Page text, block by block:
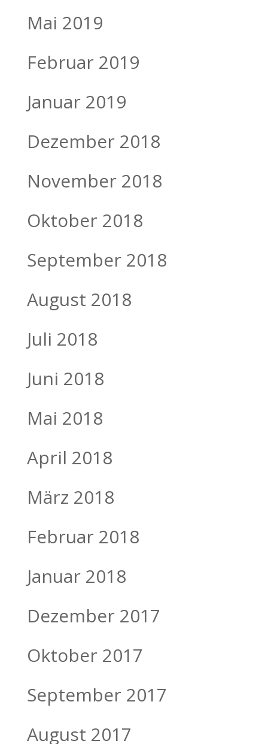
Mai 2019
Februar 2019
Januar 2019
Dezember 2018
November 2018
Oktober 2018
September 2018
August 2018
Juli 2018
Juni 2018
Mai 2018
April 2018
März 2018
Februar 2018
Januar 2018
Dezember 2017
Oktober 2017
September 2017
August 2017